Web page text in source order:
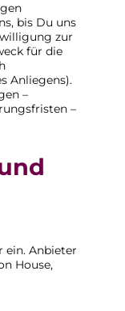
bis Du uns
zur
für die
Anliegens).
–
–
ein. Anbieter
House,